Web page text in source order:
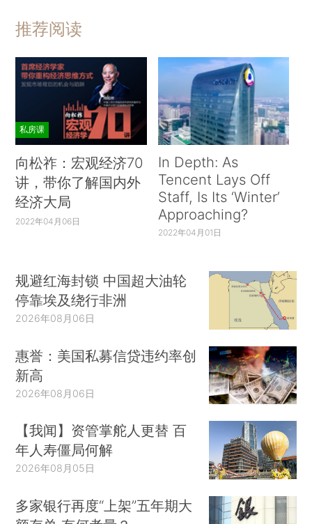
推荐阅读
私房课
向松祚：宏观经济70
讲，带你了解国内外
经济大局
2022年04月06日
In Depth: As
Tencent Lays Off
Staff, Is Its ‘Winter’
Approaching?
2022年04月01日
规避红海封锁 中国超大油轮
停靠埃及绕行非洲
2026年08月06日
惠誉：美国私募信贷违约率创
新高
2026年08月06日
【我闻】资管掌舵人更替 百
年人寿僵局何解
2026年08月05日
多家银行再度“上架”五年期大